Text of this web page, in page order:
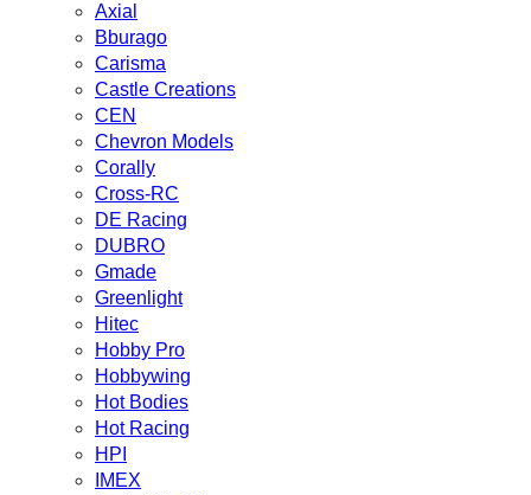
Axial
Bburago
Carisma
Castle Creations
CEN
Chevron Models
Corally
Cross-RC
DE Racing
DUBRO
Gmade
Greenlight
Hitec
Hobby Pro
Hobbywing
Hot Bodies
Hot Racing
HPI
IMEX